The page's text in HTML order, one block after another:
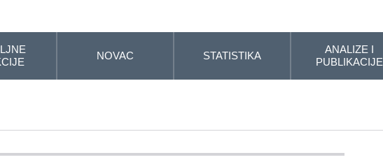
NOVAC STATISTIKA
ANALIZE I
PUBLIKACIJE